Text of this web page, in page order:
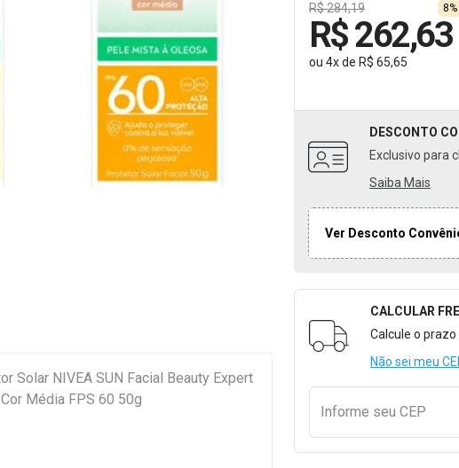
R$ 284,19 8%
R$ 262,63
ou 4xde R$ 65,65
DESCONTO
Exclusivo para
Saiba Mais
Ver Desconto
Formulário
CALCULAR
Calcule o
Não sei meu
Informe seu CEP
Solar NIVEA SUN Facial Beauty Expert
Média FPS 60 50g